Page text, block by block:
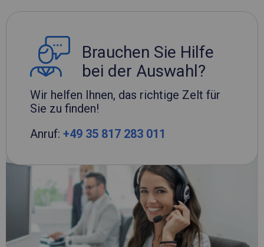
Brauchen Sie Hilfe
bei der Auswahl?
Wir helfen Ihnen, das richtige Zelt für
Sie zu finden!
Anruf: +49 35 817 283 011